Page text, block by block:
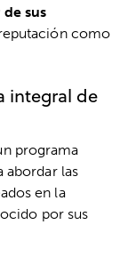
sus
como
integral de
programa
abordar las
en la
por sus